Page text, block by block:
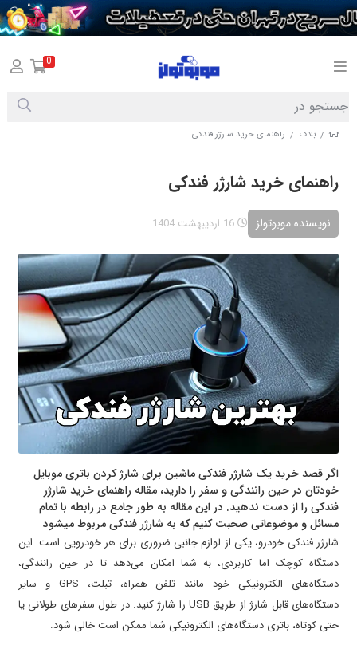
/ بلاگ / راهنمای خرید شارژر فندکی
راهنمای خرید شارژر فندکی
نویسنده موبوتولز
اگر قصد خرید یک شارژر فندکی ماشین برای شارژ کردن باتری موبایل
خودتان در حین رانندگی و سفر را دارید، مقاله راهنمای خرید شارژر
فندکی را از دست ندهید. در این مقاله به طور جامع در رابطه با تمام
مسائل و موضوعاتی صحبت کنیم که به شارژر فندکی مربوط میشود
شارژر فندکی خودرو، یکی از لوازم جانبی ضروری برای هر خودرویی است. این
دستگاه کوچک اما کاربردی، به شما امکان می‌دهد تا در حین رانندگی،
دستگاه‌های الکترونیکی خود مانند تلفن همراه، تبلت، GPS و سایر
دستگاه‌های قابل شارژ از طریق USB را شارژ کنید. در طول سفرهای طولانی یا
حتی کوتاه، باتری دستگاه‌های الکترونیکی شما ممکن است خالی شود.
0